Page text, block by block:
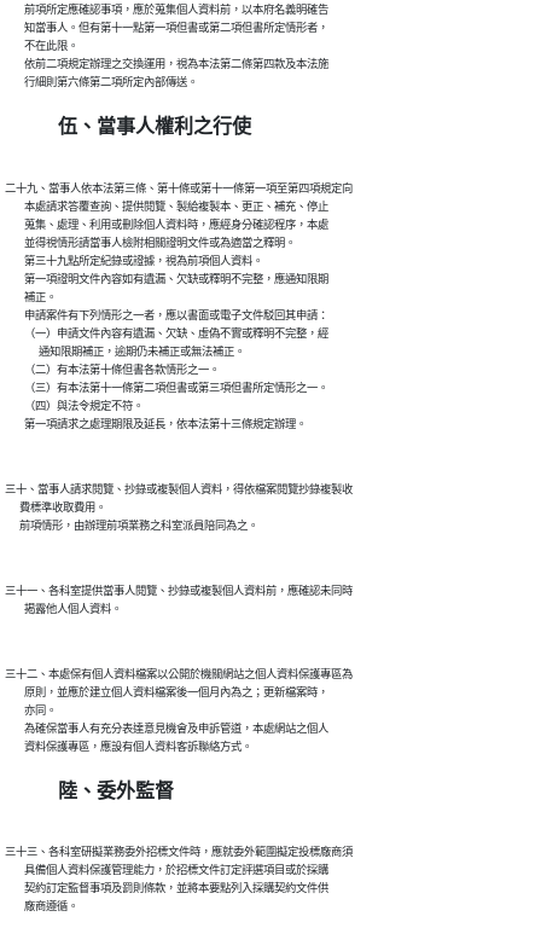
        前項所定應確認事項，應於蒐集個人資料前，以本府名義明確告
        知當事人。但有第十一點第一項但書或第二項但書所定情形者，
        不在此限。
        依前二項規定辦理之交換運用，視為本法第二條第四款及本法施
伍、當事人權利之行使
二十九、當事人依本法第三條、第十條或第十一條第一項至第四項規定向
        本處請求答覆查詢、提供閱覽、製給複製本、更正、補充、停止
        蒐集、處理、利用或刪除個人資料時，應經身分確認程序，本處
        並得視情形請當事人檢附相關證明文件或為適當之釋明。
        第三十九點所定紀錄或證據，視為前項個人資料。
        第一項證明文件內容如有遺漏、欠缺或釋明不完整，應通知限期
        補正。
        申請案件有下列情形之一者，應以書面或電子文件駁回其申請：
        （一）申請文件內容有遺漏、欠缺、虛偽不實或釋明不完整，經
              通知限期補正，逾期仍未補正或無法補正。
        （二）有本法第十條但書各款情形之一。
        （三）有本法第十一條第二項但書或第三項但書所定情形之一。
        （四）與法令規定不符。
三十、當事人請求閱覽、抄錄或複製個人資料，得依檔案閱覽抄錄複製收
      費標準收取費用。
三十一、各科室提供當事人閱覽、抄錄或複製個人資料前，應確認未同時
三十二、本處保有個人資料檔案以公開於機關網站之個人資料保護專區為
        原則，並應於建立個人資料檔案後一個月內為之；更新檔案時，
        亦同。
        為確保當事人有充分表達意見機會及申訴管道，本處網站之個人
陸、委外監督
三十三、各科室研擬業務委外招標文件時，應就委外範圍擬定投標廠商須
        具備個人資料保護管理能力，於招標文件訂定評選項目或於採購
        契約訂定監督事項及罰則條款，並將本要點列入採購契約文件供